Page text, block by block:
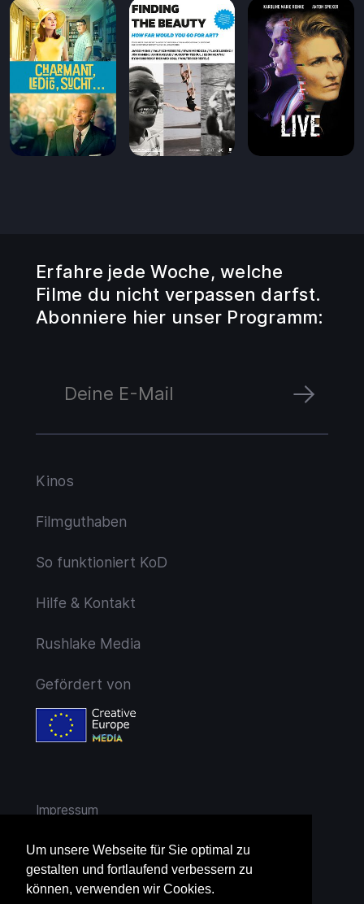
Um unsere Webseite für Sie optimal zu
gestalten und fortlaufend verbessern zu
können, verwenden wir Cookies.
Erfahre jede Woche, welche
Filme du nicht verpassen darfst.
Abonniere hier unser Programm:
Kinos
Filmguthaben
So funktioniert KoD
Hilfe & Kontakt
Rushlake Media
Gefördert von
Impressum
AGB
Widerruf